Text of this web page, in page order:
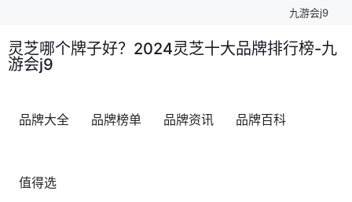
九游会j9
灵芝哪个牌子好？2024灵芝十大品牌排行榜-九
游会j9
品牌大全 品牌榜单 品牌资讯 品牌百科
值得选